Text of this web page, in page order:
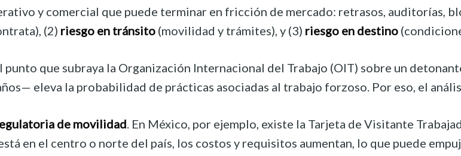
y comercial que puede terminar en fricción de mercado: retrasos, auditorías,
(2) riesgo en tránsito (movilidad y trámites), y (3) riesgo en destino
punto que subraya la Organización Internacional del Trabajo (OIT) sobre un
eleva la probabilidad de prácticas asociadas al trabajo forzoso. Por eso, el
de movilidad . En México, por ejemplo, existe la Tarjeta de Visitante
en el centro o norte del país, los costos y requisitos aumentan, lo que puede